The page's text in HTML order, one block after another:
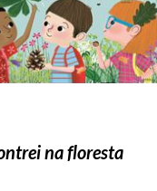
na floresta